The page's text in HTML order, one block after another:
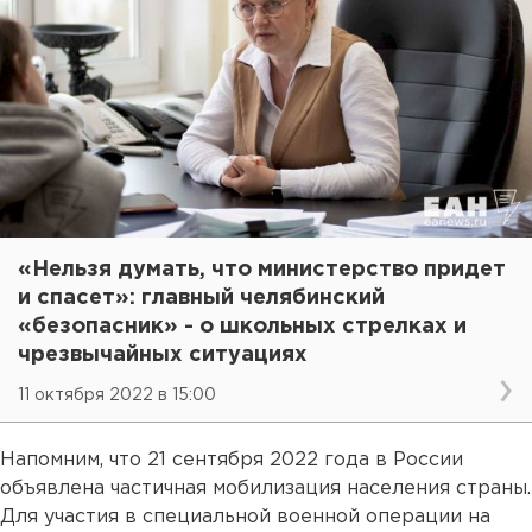
«Нельзя думать, что министерство придет
и спасет»: главный челябинский
«безопасник» - о школьных стрелках и
чрезвычайных ситуациях
11 октября 2022 в 15:00
Напомним, что 21 сентября 2022 года в России
объявлена частичная мобилизация населения страны.
Для участия в специальной военной операции на